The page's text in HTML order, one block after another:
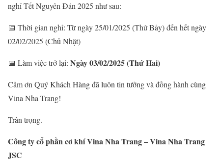
nghỉ Tết Nguyên Đán 2025 như sau:
📅 Thời gian nghỉ: Từ ngày 25/01/2025 (Thứ Bảy) đến hết ngày
02/02/2025 (Chủ Nhật)
📅 Làm việc trở lại: Ngày 03/02/2025 (Thứ Hai)
Cảm ơn Quý Khách Hàng đã luôn tin tưởng và đồng hành cùng
Vina Nha Trang!
Trân trọng.
Công ty cổphần cơkhí Vina Nha Trang – Vina Nha Trang
JSC